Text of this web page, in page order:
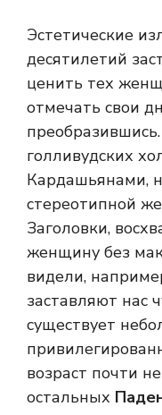
Эстетические
десятилетий
ценить тех
отмечать свои
голливудских
Кардашьянами,
стереотипной
Заголовки,
женщину без
видели,
заставляют нас
существует
возраст почти
остальных